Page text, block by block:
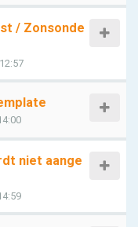
/ Zonsonde
niet aange